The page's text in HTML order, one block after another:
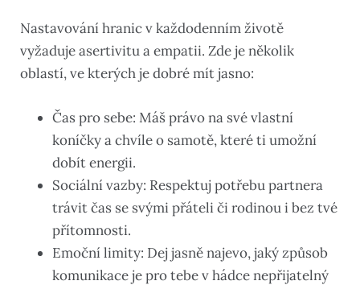
Nastavování hranic v každodenním životě
vyžaduje asertivitu a empatii. Zde je několik
oblastí, ve kterých je dobré mít jasno:
Čas pro sebe: Máš právo na své vlastní
koníčky a chvíle o samotě, které ti umožní
dobít energii.
Sociální vazby: Respektuj potřebu partnera
trávit čas se svými přáteli či rodinou i bez tvé
přítomnosti.
Emoční limity: Dej jasně najevo, jaký způsob
komunikace je pro tebe v hádce nepřijatelný